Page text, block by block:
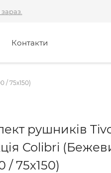
Контакти
/ 75х150)
рушників
Colibri
/ 75х150)